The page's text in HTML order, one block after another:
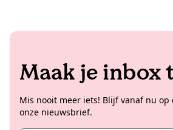
Maak je inbox
Mis nooit meer iets! Blijf vanaf nu op
onze nieuwsbrief.